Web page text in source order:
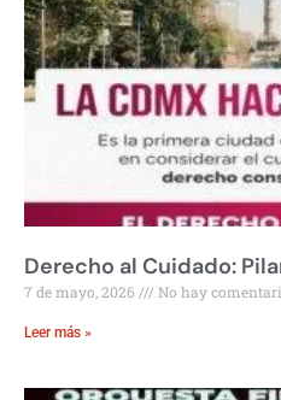
Derecho al Cuidado:
7 de mayo, 2026 No hay
Leer más »